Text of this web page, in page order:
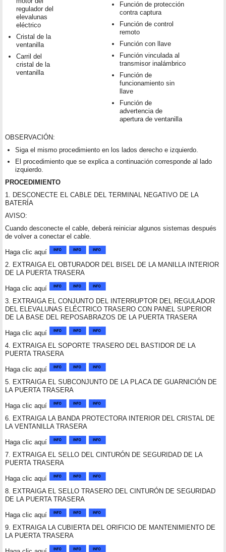
regulador del
elevalunas
eléctrico
Cristal de la
ventanilla
Carril del
cristal de la
ventanilla
Función de protección
contra captura
Función de control
remoto
Función con llave
Función vinculada al
transmisor inalámbrico
Función de
funcionamiento sin
llave
Función de
advertencia de
apertura de ventanilla
OBSERVACIÓN:
Siga el mismo procedimiento en los lados derecho e izquierdo.
El procedimiento que se explica a continuación corresponde al lado
izquierdo.
PROCEDIMIENTO
1. DESCONECTE EL CABLE DEL TERMINAL NEGATIVO DE LA
BATERÍA
AVISO:
Cuando desconecte el cable, deberá reiniciar algunos sistemas después
de volver a conectar el cable.
Haga clic aquí
2. EXTRAIGA EL OBTURADOR DEL BISEL DE LA MANILLA INTERIOR
DE LA PUERTA TRASERA
Haga clic aquí
3. EXTRAIGA EL CONJUNTO DEL INTERRUPTOR DEL REGULADOR
DEL ELEVALUNAS ELÉCTRICO TRASERO CON PANEL SUPERIOR
DE LA BASE DEL REPOSABRAZOS DE LA PUERTA TRASERA
Haga clic aquí
4. EXTRAIGA EL SOPORTE TRASERO DEL BASTIDOR DE LA
PUERTA TRASERA
Haga clic aquí
5. EXTRAIGA EL SUBCONJUNTO DE LA PLACA DE GUARNICIÓN DE
LA PUERTA TRASERA
Haga clic aquí
6. EXTRAIGA LA BANDA PROTECTORA INTERIOR DEL CRISTAL DE
LA VENTANILLA TRASERA
Haga clic aquí
7. EXTRAIGA EL SELLO DEL CINTURÓN DE SEGURIDAD DE LA
PUERTA TRASERA
Haga clic aquí
8. EXTRAIGA EL SELLO TRASERO DEL CINTURÓN DE SEGURIDAD
DE LA PUERTA TRASERA
Haga clic aquí
9. EXTRAIGA LA CUBIERTA DEL ORIFICIO DE MANTENIMIENTO DE
LA PUERTA TRASERA